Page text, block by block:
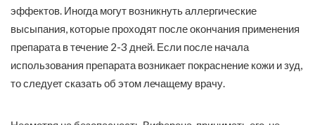
эффектов. Иногда могут возникнуть аллергические
высыпания, которые проходят после окончания применения
препарата в течение 2-3 дней. Если после начала
использования препарата возникает покраснение кожи и зуд,
то следует сказать об этом лечащему врачу.